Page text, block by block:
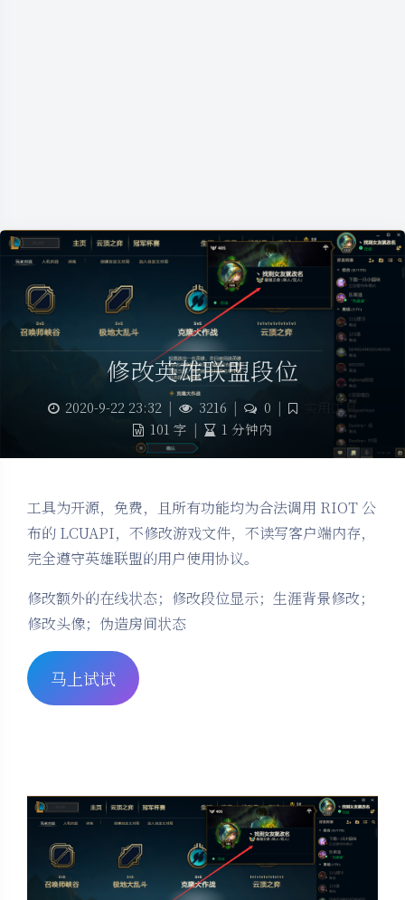
修改英雄联盟段位
2020-9-22 23:32 | 3216 | 0 |
实用工具
101 字 | 1 分钟内
工具为开源，免费，且所有功能均为合法调用 RIOT 公
布的 LCUAPI，不修改游戏文件，不读写客户端内存，
完全遵守英雄联盟的用户使用协议。
修改额外的在线状态；修改段位显示；生涯背景修改；
修改头像；伪造房间状态
马上试试